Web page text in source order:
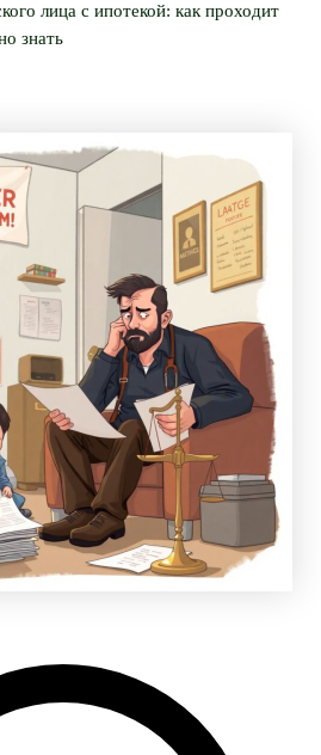
лица с ипотекой: как проходит
знать